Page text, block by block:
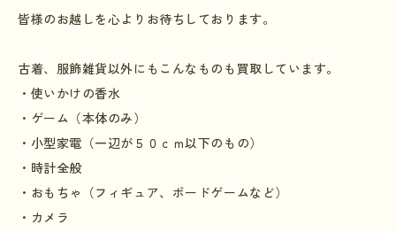
皆様のお越しを心よりお待ちしております。
古着、服飾雑貨以外にもこんなものも買取しています。
・使いかけの香水
・ゲーム（本体のみ）
・小型家電（一辺が５０ｃｍ以下のもの）
・時計全般
・おもちゃ（フィギュア、ボードゲームなど）
・カメラ